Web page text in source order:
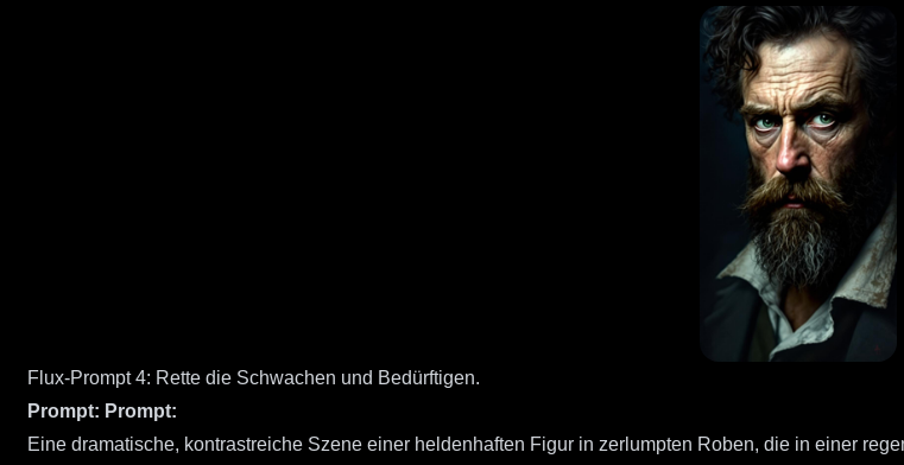
Flux-Prompt 4: Rette die Schwachen und Bedürftigen.
Prompt: Prompt:
Eine dramatische, kontrastreiche Szene einer heldenhaften Figur in zerlumpten Roben, die in einer